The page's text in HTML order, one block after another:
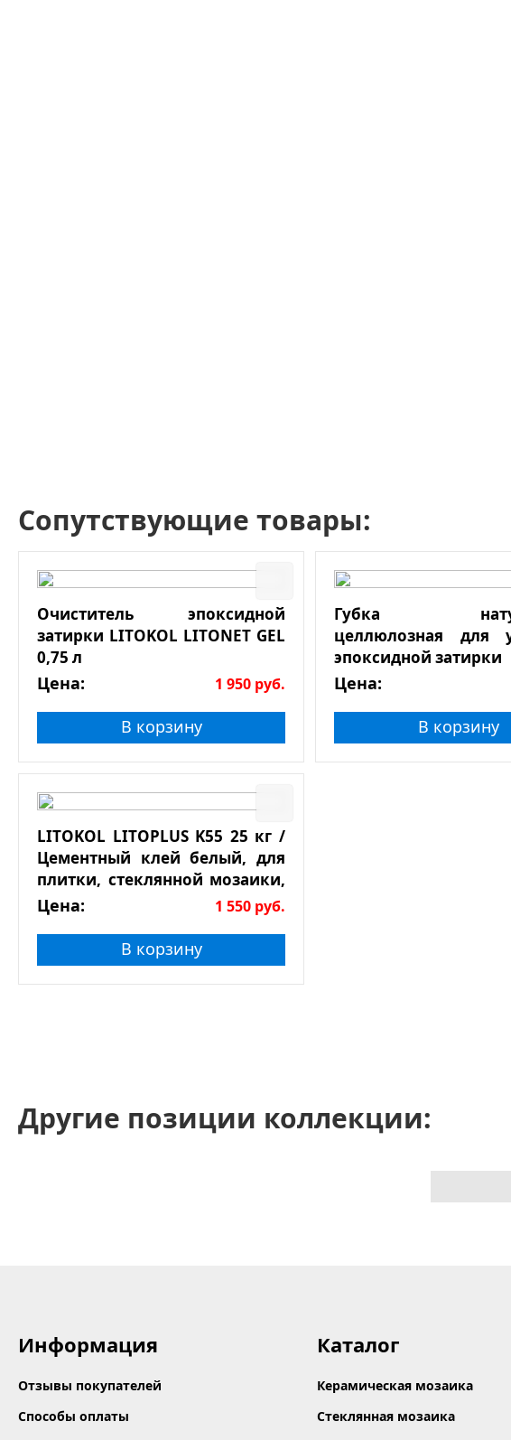
Сопутствующие товары:
Очиститель эпоксидной
затирки LITOKOL LITONET GEL
0,75 л
Цена: 1 950 руб.
В корзину
Губка
целлюлозная для
эпоксидной затирки
Цена:
В корзину
LITOKOL LITOPLUS K55 25 кг /
Цементный клей белый, для
плитки, стеклянной мозаики,
натурального камня
Цена: 1 550 руб.
В корзину
Другие позиции коллекции:
Информация
Отзывы покупателей
Способы оплаты
Каталог
Керамическая мозаика
Стеклянная мозаика